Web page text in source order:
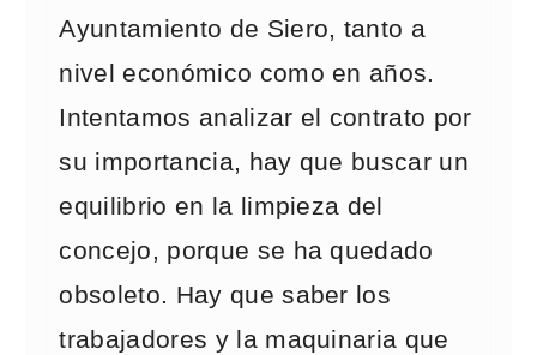
Ayuntamiento de Siero, tanto a
nivel económico como en años.
Intentamos analizar el contrato por
su importancia, hay que buscar un
equilibrio en la limpieza del
concejo, porque se ha quedado
obsoleto. Hay que saber los
trabajadores y la maquinaria que